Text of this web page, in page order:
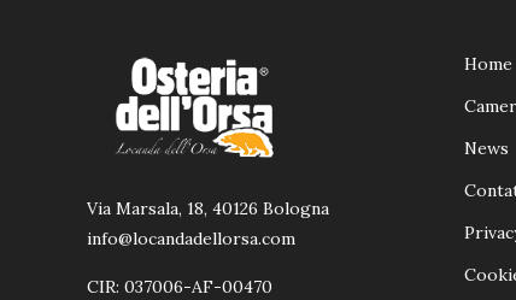
Via Marsala, 18, 40126 Bologna
info@locandadellorsa.com
CIR: 037006-AF-00470
Home
News